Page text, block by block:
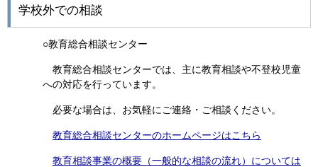
学校外での相談
○教育総合相談センター
教育総合相談センターでは、主に教育相談や不登校児童
への対応を行っています。
必要な場合は、お気軽にご連絡・ご相談ください。
教育総合相談センターのホームページはこちら
教育相談事業の概要（一般的な相談の流れ）については